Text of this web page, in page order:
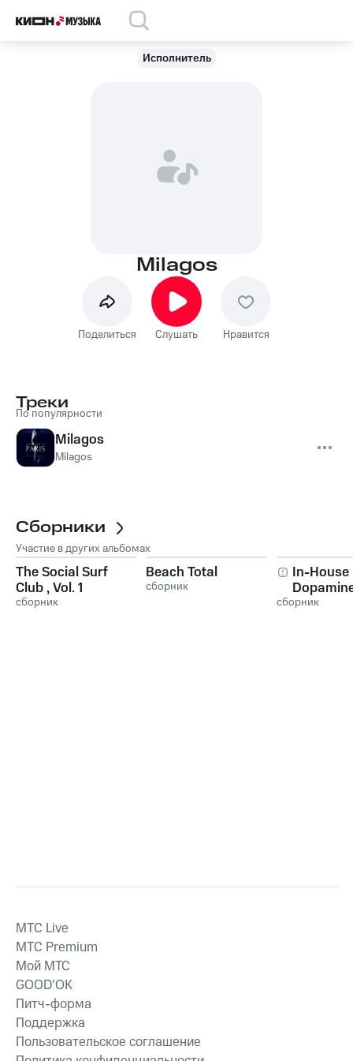
Исполнитель
Milagos
Поделиться Слушать Нравится
Треки
По популярности
Milagos
Milagos
Сборники
Участие в других альбомах
The Social Surf
Club , Vol. 1
сборник
Beach Total
сборник
In-House
сборник
MTС Live
MTС Premium
Мой МТС
GOOD’OK
Питч-форма
Поддержка
Пользовательское соглашение